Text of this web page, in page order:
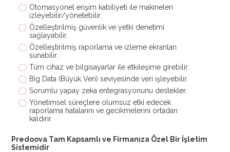
Otomasyonel erişim kabiliyeti ile makineleri
izleyebilir/yönetebilir.
Özelleştirilmiş güvenlik ve yetki denetimi
sağlayabilir.
Özelleştirilmiş raporlama ve izleme ekranları
sunabilir.
Tüm cihaz ve bilgisayarlar ile etkileşime girebilir.
Big Data (Büyük Veri) seviyesinde veri işleyebilir.
Sorumlu yapay zeka entegrasyonunu destekler.
Yönetimsel süreçlere olumsuz etki edecek
raporlama hatalarını ve gecikmelerini ortadan
kaldırır.
Predoova Tam Kapsamlı ve Firmanıza Özel Bir İşletim
Sistemidir